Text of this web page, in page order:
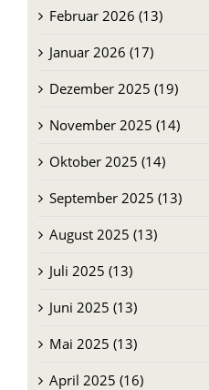
Februar 2026 (13)
Januar 2026 (17)
Dezember 2025 (19)
November 2025 (14)
Oktober 2025 (14)
September 2025 (13)
August 2025 (13)
Juli 2025 (13)
Juni 2025 (13)
Mai 2025 (13)
April 2025 (16)